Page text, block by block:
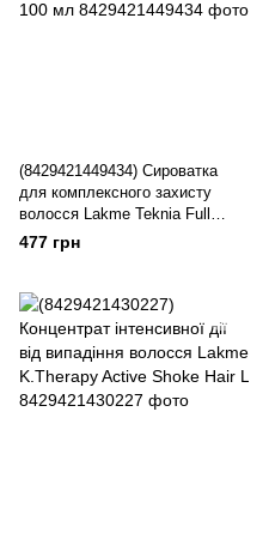
(8429421449434) Сироватка
для комплексного захисту
волосся Lakme Teknia Full
Defense Serum 100 мл
477 грн